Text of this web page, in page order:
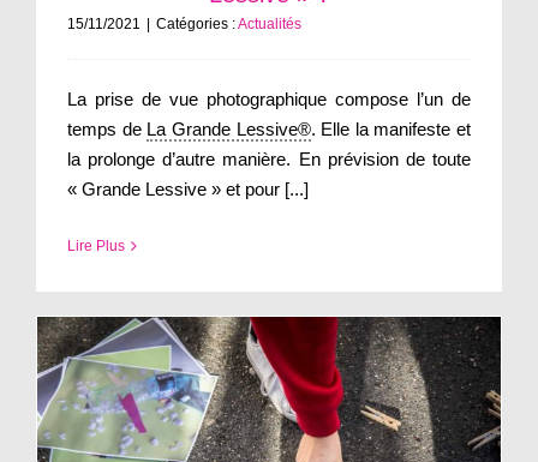
15/11/2021 Catégories :Actualités
La prise de vue photographique compose l’un de
temps de La Grande Lessive®. Elle la manifeste et
la prolonge d’autre manière. En prévision de toute
« Grande Lessive » et pour [...]
Lire Plus